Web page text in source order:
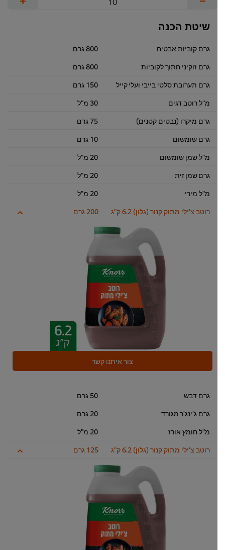
שיטת הכנה
גרם קוביות אבטיח
800 גרם
גרם זוקיני חתוך לקוביות
800 גרם
גרם תערובת סלטי בייבי ועלי קייל
150 גרם
מ"ל רוטב דגים
30 מ"ל
גרם מיקרו (נבטים קטנים)
75 גרם
גרם שומשום
10 גרם
מ"ל שמן שומשום
20 מ"ל
גרם שמן זית
20 מ"ל
מ"ל מירי
20 מ"ל
רוטב צ'ילי מתוק קנור (גלון) 6.2 ק"ג
200 גרם
צור איתנו קשר
גרם דבש
50 גרם
גרם ג'ינג'ר מגורד
20 גרם
מ"ל חומץ אורז
20 מ"ל
רוטב צ'ילי מתוק קנור (גלון) 6.2 ק"ג
125 גרם